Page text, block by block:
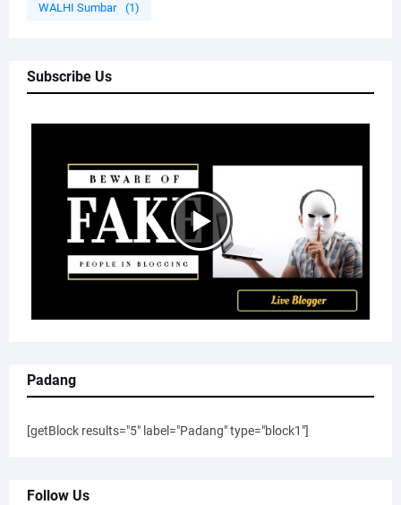
WALHI Sumbar (1)
Subscribe Us
Padang
[getBlock results="5" label="Padang" type="block1"]
Follow Us